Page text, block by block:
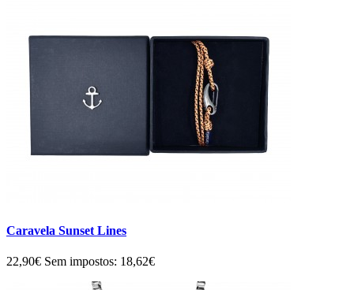
Caravela Sunset Lines
22,90€ Sem impostos: 18,62€